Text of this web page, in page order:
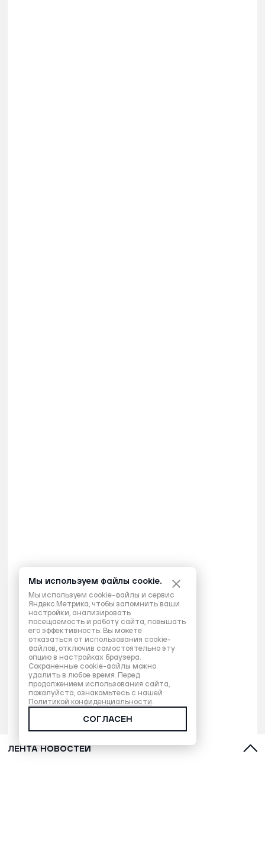
ЛЕНТА НОВОСТЕЙ
Мы используем файлы cookie.
Мы используем cookie-файлы и сервис
Яндекс.Метрика, чтобы запомнить ваши
настройки, анализировать
посещаемость и работу сайта, повышать
его эффективность. Вы можете
отказаться от использования cookie-
файлов, отключив самостоятельно эту
опцию в настройках браузера.
Сохраненные cookie-файлы можно
удалить в любое время. Перед
продолжением использования сайта,
пожалуйста, ознакомьтесь с нашей
Политикой конфиденциальности.
СОГЛАСЕН